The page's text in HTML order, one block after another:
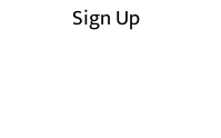
Sign Up